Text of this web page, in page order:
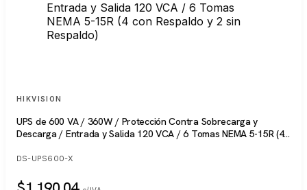
HIKVISION
UPS de 600 VA / 360W / Protección Contra Sobrecarga y
Descarga / Entrada y Salida 120 VCA / 6 Tomas NEMA 5-15R (4
DS-UPS600-X